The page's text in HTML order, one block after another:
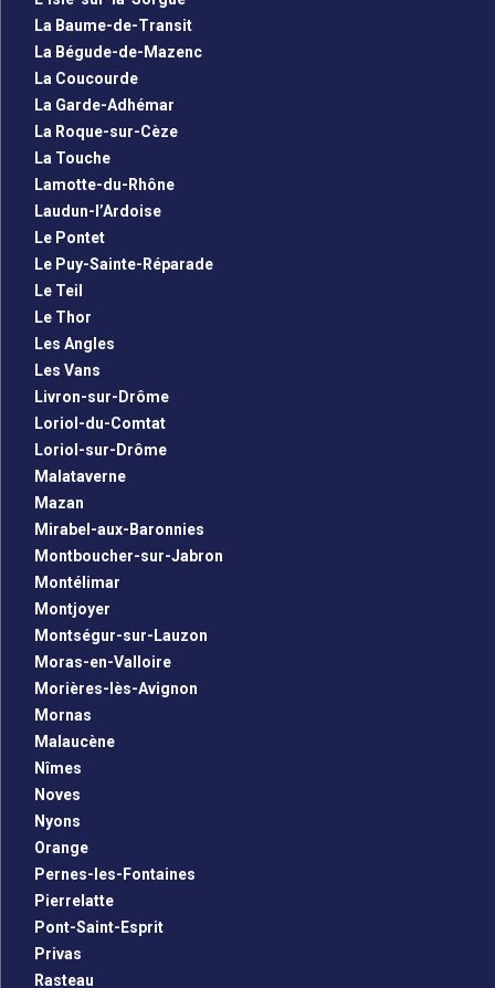
La Baume-de-Transit
La Bégude-de-Mazenc
La Coucourde
La Garde-Adhémar
La Roque-sur-Cèze
La Touche
Lamotte-du-Rhône
Laudun-l’Ardoise
Le Pontet
Le Puy-Sainte-Réparade
Le Teil
Le Thor
Les Angles
Les Vans
Livron-sur-Drôme
Loriol-du-Comtat
Loriol-sur-Drôme
Malataverne
Mazan
Mirabel-aux-Baronnies
Montboucher-sur-Jabron
Montélimar
Montjoyer
Montségur-sur-Lauzon
Moras-en-Valloire
Morières-lès-Avignon
Mornas
Malaucène
Nîmes
Noves
Nyons
Orange
Pernes-les-Fontaines
Pierrelatte
Pont-Saint-Esprit
Privas
Rasteau